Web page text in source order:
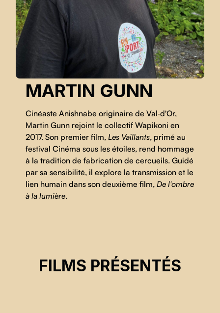
MARTIN GUNN
Cinéaste Anishnabe originaire de Val‑d'Or,
Martin Gunn rejoint le collectif Wapikoni en
2017. Son premier film, Les Vaillants, primé au
festival Cinéma sous les étoiles, rend hommage
à la tradition de fabrication de cercueils. Guidé
par sa sensibilité, il explore la transmission et le
lien humain dans son deuxième film, De l'ombre
à la lumière.
FILMS PRÉSENTÉS
DE L'OMBRE À LA LUMIÈRE
Martin Gunn